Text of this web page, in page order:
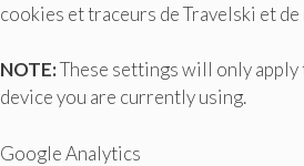
cookies et traceurs de Travelski et
NOTE:These settings will only
device you are currently using.
Google Analytics